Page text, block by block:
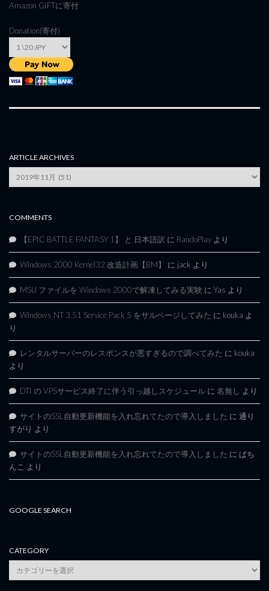
Amazon GIFTに寄付
Donation(寄付)
ARTICLE ARCHIVES
Article
Archives
COMMENTS
【EPIC BATTLE FANTASY 1】 と 日本語訳 に RandoPlay より
Windows 2000 Kernel32 改造計画【BM】 に jack より
MSU ファイルを Windows 2000で解凍してみる実験 に Yas より
Windows NT 3.51 Service Pack 5 をサルベージしてみた に kouka よ
り
レンタルサーバーのレスポンスが悪すぎるので調べてみた に kouka
より
DTI の VPSサービス終了に伴う引っ越しスケジュール に 名無し より
サイトのSSL自動更新機能を入れ忘れてたので導入しました に 通り
すがり より
サイトのSSL自動更新機能を入れ忘れてたので導入しました に ぱち
んこ より
GOOGLE SEARCH
CATEGORY
category